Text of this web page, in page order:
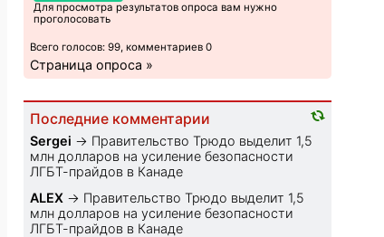
Для просмотра результатов опроса вам нужно
проголосовать
Всего голосов: 99, комментариев 0
Страница опроса »
Последние комментарии
Sеrgei → Правительство Трюдо выделит 1,5
млн долларов на усиление безопасности
ЛГБТ-прайдов в Канаде
ALEX → Правительство Трюдо выделит 1,5
млн долларов на усиление безопасности
ЛГБТ-прайдов в Канаде